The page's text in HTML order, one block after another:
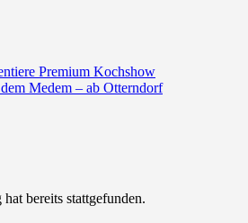
Premium Kochshow
Medem – ab Otterndorf
bereits stattgefunden.